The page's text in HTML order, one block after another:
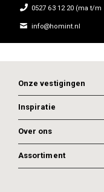
0527 63 12 20 (ma t/m
info@homint.nl
Onze vestigingen
Inspiratie
Over ons
Assortiment